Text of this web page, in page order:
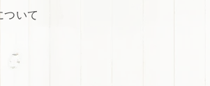
ついて